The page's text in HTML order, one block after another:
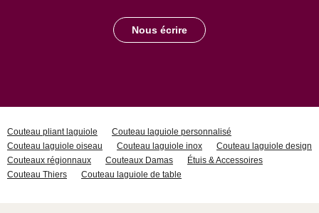
Nous écrire
Couteau pliant laguiole
Couteau laguiole personnalisé
Couteau laguiole oiseau
Couteau laguiole inox
Couteau laguiole design
Couteaux régionnaux
Couteaux Damas
Étuis & Accessoires
Couteau Thiers
Couteau laguiole de table